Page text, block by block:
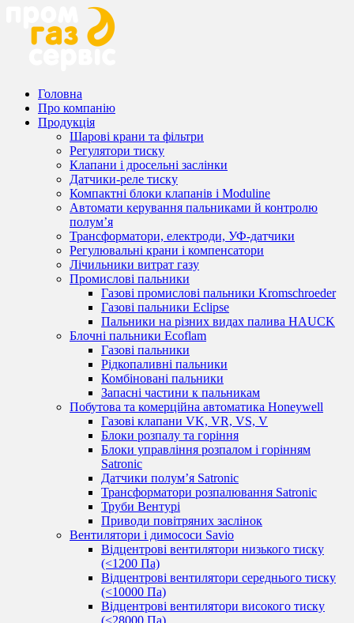
Головна
Про компанію
Продукція
Шарові крани та фільтри
Регулятори тиску
Клапани і дросельні заслінки
Датчики-реле тиску
Компактні блоки клапанів і Moduline
Автомати керування пальниками й контролю
полум’я
Трансформатори, електроди, УФ-датчики
Регулювальні крани і компенсатори
Лічильники витрат газу
Промислові пальники
Газові промислові пальники Kromschroeder
Газові пальники Eclipse
Пальники на різних видах палива HAUCK
Блочні пальники Ecoflam
Газові пальники
Рідкопаливні пальники
Комбіновані пальники
Запасні частини к пальникам
Побутова та комерційна автоматика Honeywell
Газові клапани VK, VR, VS, V
Блоки розпалу та горіння
Блоки управління розпалом і горінням
Satronic
Датчики полум’я Satronic
Трансформатори розпалювання Satronic
Труби Вентурі
Приводи повітряних заслінок
Вентилятори і димососи Savio
Відцентрові вентилятори низького тиску
(<1200 Па)
Відцентрові вентилятори середнього тиску
(<10000 Па)
Відцентрові вентилятори високого тиску
(<28000 Па)